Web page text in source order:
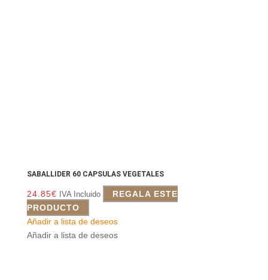
SABALLIDER 60 CAPSULAS VEGETALES
24.85€ IVA Incluido
REGALA ESTE
PRODUCTO
Añadir a lista de deseos
Añadir a lista de deseos